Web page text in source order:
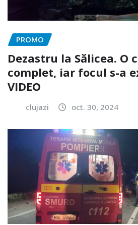
PROMO
Dezastru la Sălicea. O
complet, iar focul s-a
VIDEO
clujazi oct. 30, 2024